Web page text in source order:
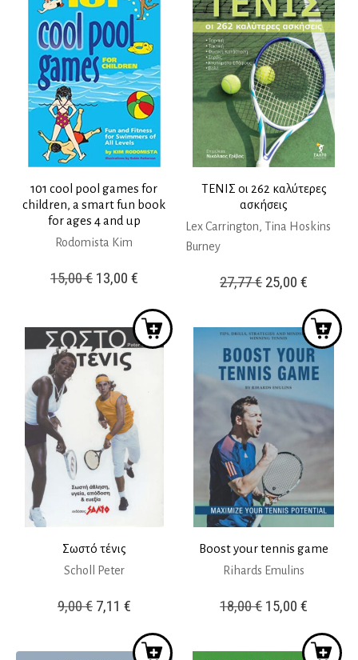
23,00 €.
101 cool pool games for
children, a smart fun book
for ages 4 and up
Rodomista Kim
15,00€ Original
15,00 €.
13,00 €Η
τιμή
είναι:
ΤΕΝΙΣ οι 262 καλύτερες
ασκήσεις
Lex Carrington, Tina Hoskins
Burney
27,77€ Original
was:
27,77 €.
25,00€
τιμή
είναι:
25,00 €.
Σωστό τένις
Scholl Peter
9,00€ Original
was:
7,11 €Η
τιμή
Boost your tennis game
Rihards Emulins
18,00€ Original
was:
15,00€
τιμή